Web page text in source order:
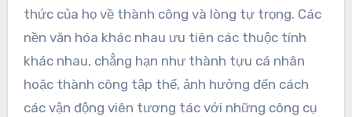
thức của họ về thành công và lòng tự trọng. Các
nền văn hóa khác nhau ưu tiên các thuộc tính
khác nhau, chẳng hạn như thành tựu cá nhân
hoặc thành công tập thể, ảnh hưởng đến cách
các vận động viên tương tác với những công cụ